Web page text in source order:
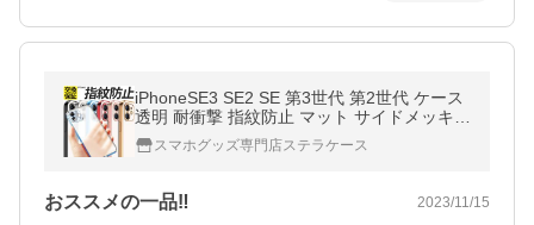
iPhoneSE3 SE2 SE 第3世代 第2世代 ケース
透明 耐衝撃 指紋防止 マット サイドメッキ i
Phone 13 14 Pro ケース クリア iPhone 13 P
ro max mini Plus カバー
スマホグッズ専門店ステラケース
おススメの一品‼︎ 2023/11/15